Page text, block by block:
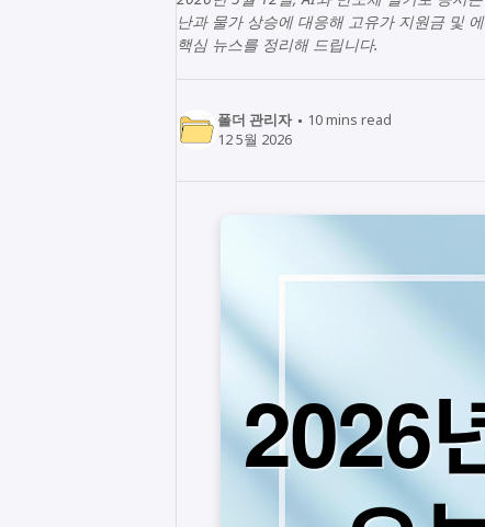
난과 물가 상승에 대응해 고유가 지원금 및
핵심 뉴스를 정리해 드립니다.
폴더 관리자 10mins read
12 5월 2026